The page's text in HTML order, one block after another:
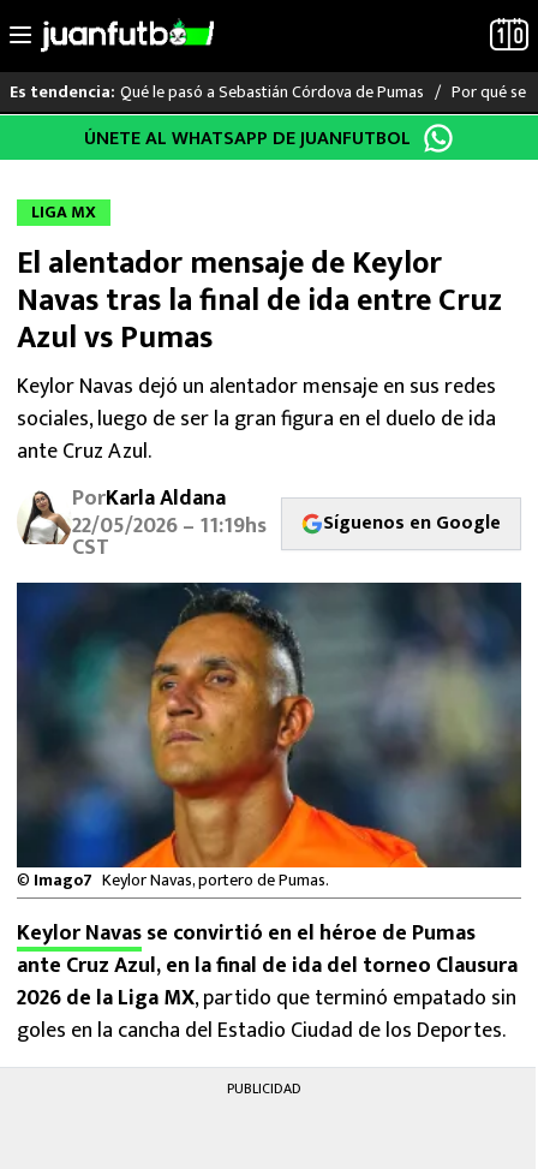
al
Es tendencia: Qué le pasó a Sebastián Córdova de Pumas Por qué se
LO ÚLTIMO
LIGA MX
RAYADOS
PUMAS
ATLANTE
SELECCIÓN MEXICANA
FUTBOL INTERNACIONAL
MEXICANOS EN EL EXTRANJERO
FUTBOL ESTUFA
FÓRMULA 1
LIGA MX
NFL
ÚNETE AL WHATSAPP DE JUANFUTBOL
LIGA MX
El alentador mensaje de Keylor
Navas tras la final de ida entre Cruz
Azul vs Pumas
Keylor Navas dejó un alentador mensaje en sus redes
sociales, luego de ser la gran figura en el duelo de ida
ante Cruz Azul.
PorKarla Aldana
22/05/2026 – 11:19hs
CST
Síguenos en Google
© Imago7 Keylor Navas, portero de Pumas.
Keylor Navasse convirtió en el héroe de Pumas
ante Cruz Azul, en la final de ida del torneo Clausura
2026 de la Liga MX, partido que terminó empatado sin
goles en la cancha del Estadio Ciudad de los Deportes.
PUBLICIDAD